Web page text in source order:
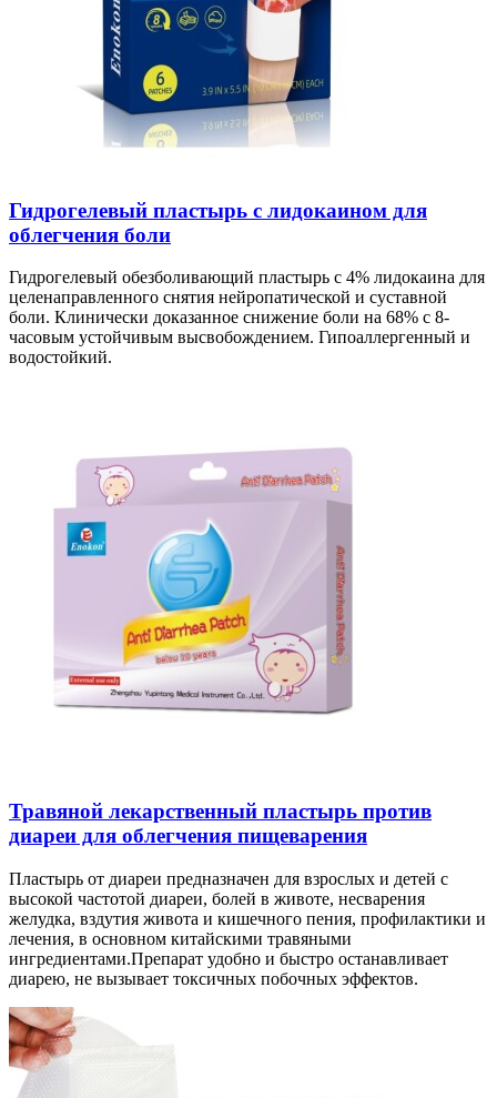
Гидрогелевый пластырь с лидокаином для
облегчения боли
Гидрогелевый обезболивающий пластырь с 4% лидокаина для
целенаправленного снятия нейропатической и суставной
боли. Клинически доказанное снижение боли на 68% с 8-
часовым устойчивым высвобождением. Гипоаллергенный и
водостойкий.
Травяной лекарственный пластырь против
диареи для облегчения пищеварения
Пластырь от диареи предназначен для взрослых и детей с
высокой частотой диареи, болей в животе, несварения
желудка, вздутия живота и кишечного пения, профилактики и
лечения, в основном китайскими травяными
ингредиентами.Препарат удобно и быстро останавливает
диарею, не вызывает токсичных побочных эффектов.